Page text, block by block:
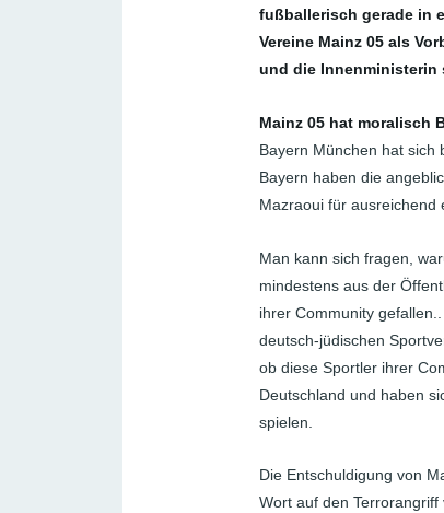
fußballerisch gerade in
Vereine Mainz 05 als
und die Innenministerin
Mainz 05 hat moralisch
Bayern München hat sich
Bayern haben die
Mazraoui für ausreichend
Man kann sich fragen,
mindestens aus der
ihrer Community
deutsch-jüdischen
ob diese Sportler ihrer
Deutschland und haben
spielen.
Die Entschuldigung von
Wort auf den